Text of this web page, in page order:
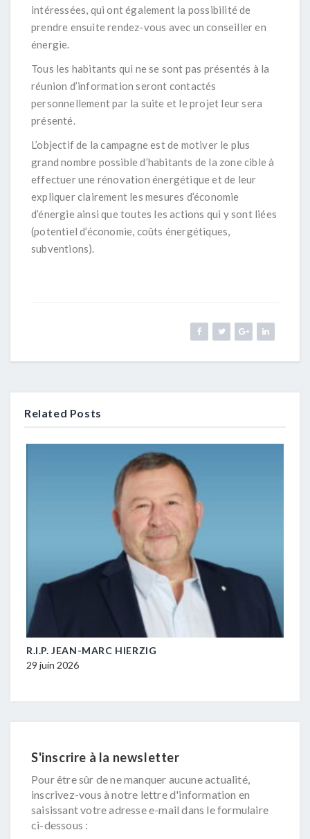
intéressées, qui ont également la possibilité de
prendre ensuite rendez-vous avec un conseiller en
énergie.
Tous les habitants qui ne se sont pas présentés à la
réunion d’information seront contactés
personnellement par la suite et le projet leur sera
présenté.
L’objectif de la campagne est de motiver le plus
grand nombre possible d’habitants de la zone cible à
effectuer une rénovation énergétique et de leur
expliquer clairement les mesures d’économie
d’énergie ainsi que toutes les actions qui y sont liées
(potentiel d’économie, coûts énergétiques,
subventions).
Related Posts
R.I.P. JEAN-MARC HIERZIG
29 juin 2026
S'inscrire à la newsletter
Pour être sûr de ne manquer aucune actualité,
inscrivez-vous à notre lettre d'information en
saisissant votre adresse e-mail dans le formulaire
ci-dessous :